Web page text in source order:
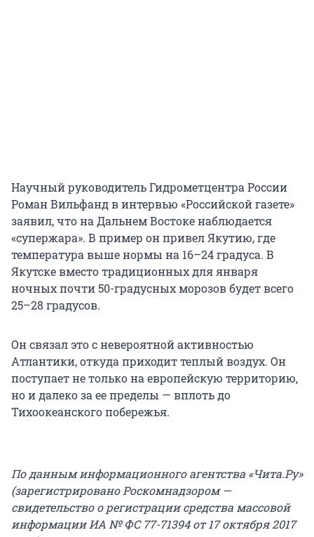
Научный руководитель Гидрометцентра России
Роман Вильфанд в интервью «Российской газете»
заявил, что на Дальнем Востоке наблюдается
«супержара». В пример он привел Якутию, где
температура выше нормы на 16–24 градуса. В
Якутске вместо традиционных для января
ночных почти 50-градусных морозов будет всего
25–28 градусов.
Он связал это с невероятной активностью
Атлантики, откуда приходит теплый воздух. Он
поступает не только на европейскую территорию,
но и далеко за ее пределы — вплоть до
Тихоокеанского побережья.
По данным информационного агентства «Чита.Ру»
(зарегистрировано Роскомнадзором —
свидетельство о регистрации средства массовой
информации ИА № ФС 77-71394 от 17 октября 2017